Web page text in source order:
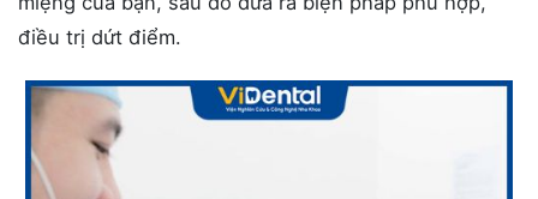
điều trị dứt điểm.